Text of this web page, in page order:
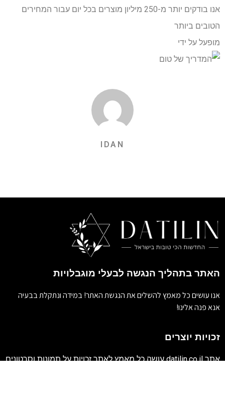
אנו בודקים יותר מ-250 מיליון מוצרים בכל יום עבור המחירים
הטובים ביותר
מופעל על ידי
IDAN
האתר בתהליך הנגשה לבעלי מוגבלויות
אנו עושים כל מאמץ להשלים את הנגשת האתר! במידה ונתקלת בבעיה
אנא פנה אלינו!
זכויות יוצרים
אתרdatilin.co.ilעושה כל מאמץ לאתר זכויות על תמונות וסרטונים